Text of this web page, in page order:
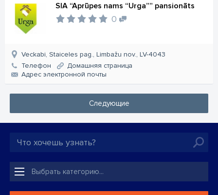
SIA “Aprūpes nams “Urga”” pansionāts
0
Veckabi, Staiceles pag., Limbažu nov., LV-4043
Телефон
Домашняя страница
Aдрес электронной почты
Следующие